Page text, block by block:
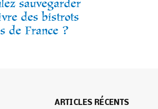
ARTICLES RÉCENTS